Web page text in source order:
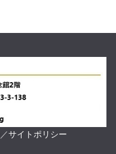
／サイトポリシー